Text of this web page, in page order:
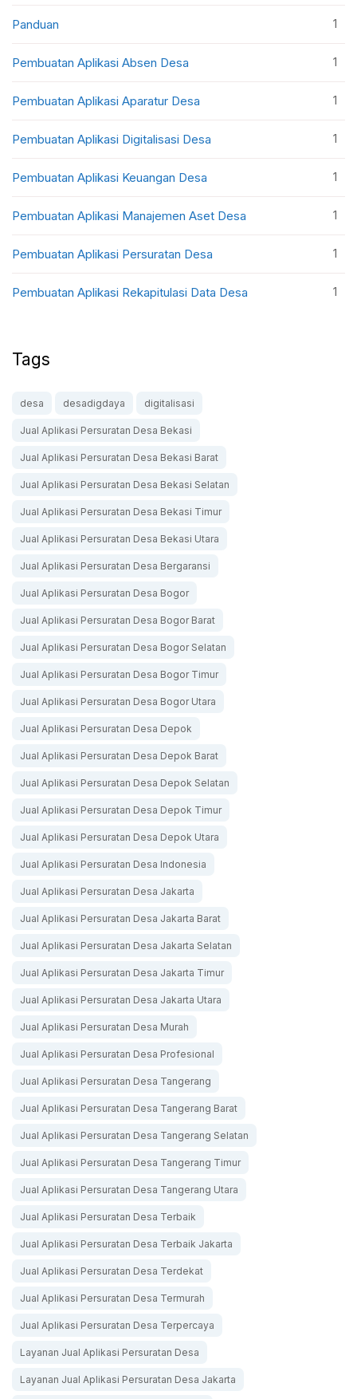
Panduan 1
Pembuatan Aplikasi Absen Desa 1
Pembuatan Aplikasi Aparatur Desa 1
Pembuatan Aplikasi Digitalisasi Desa 1
Pembuatan Aplikasi Keuangan Desa 1
Pembuatan Aplikasi Manajemen Aset Desa 1
Pembuatan Aplikasi Persuratan Desa 1
Pembuatan Aplikasi Rekapitulasi Data Desa 1
Tags
desa desadigdaya digitalisasi
Jual Aplikasi Persuratan Desa Bekasi
Jual Aplikasi Persuratan Desa Bekasi Barat
Jual Aplikasi Persuratan Desa Bekasi Selatan
Jual Aplikasi Persuratan Desa Bekasi Timur
Jual Aplikasi Persuratan Desa Bekasi Utara
Jual Aplikasi Persuratan Desa Bergaransi
Jual Aplikasi Persuratan Desa Bogor
Jual Aplikasi Persuratan Desa Bogor Barat
Jual Aplikasi Persuratan Desa Bogor Selatan
Jual Aplikasi Persuratan Desa Bogor Timur
Jual Aplikasi Persuratan Desa Bogor Utara
Jual Aplikasi Persuratan Desa Depok
Jual Aplikasi Persuratan Desa Depok Barat
Jual Aplikasi Persuratan Desa Depok Selatan
Jual Aplikasi Persuratan Desa Depok Timur
Jual Aplikasi Persuratan Desa Depok Utara
Jual Aplikasi Persuratan Desa Indonesia
Jual Aplikasi Persuratan Desa Jakarta
Jual Aplikasi Persuratan Desa Jakarta Barat
Jual Aplikasi Persuratan Desa Jakarta Selatan
Jual Aplikasi Persuratan Desa Jakarta Timur
Jual Aplikasi Persuratan Desa Jakarta Utara
Jual Aplikasi Persuratan Desa Murah
Jual Aplikasi Persuratan Desa Profesional
Jual Aplikasi Persuratan Desa Tangerang
Jual Aplikasi Persuratan Desa Tangerang Barat
Jual Aplikasi Persuratan Desa Tangerang Selatan
Jual Aplikasi Persuratan Desa Tangerang Timur
Jual Aplikasi Persuratan Desa Tangerang Utara
Jual Aplikasi Persuratan Desa Terbaik
Jual Aplikasi Persuratan Desa Terbaik Jakarta
Jual Aplikasi Persuratan Desa Terdekat
Jual Aplikasi Persuratan Desa Termurah
Jual Aplikasi Persuratan Desa Terpercaya
Layanan Jual Aplikasi Persuratan Desa
Layanan Jual Aplikasi Persuratan Desa Jakarta